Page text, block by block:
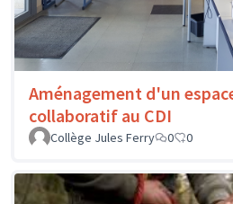
Aménagement d'un
collaboratif au CDI
Collège Jules Ferry
0 0